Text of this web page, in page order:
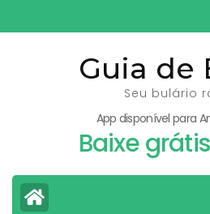
para
Guia de
Seu bulário
App disponível para
Baixe